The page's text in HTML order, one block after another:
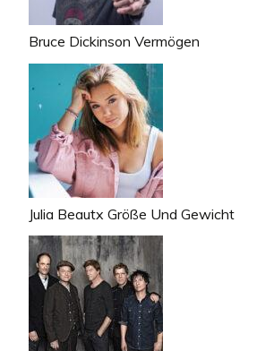
Bruce Dickinson Vermögen
Julia Beautx Größe Und Gewicht